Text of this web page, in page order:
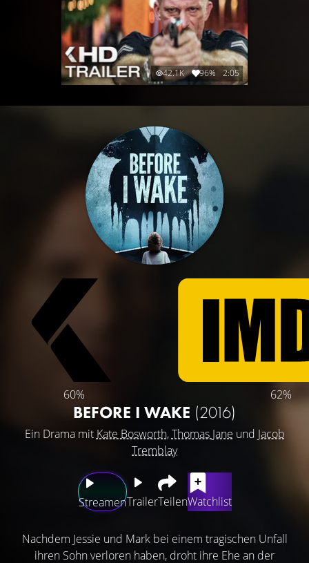
42.1K 96% 2:05
60% 62%
BEFORE I WAKE (2016)
Ein Drama mit Kate Bosworth,Thomas Jane und Jacob
Tremblay
StreamenTrailerTeilenWatchlist
Nachdem Jessie und Mark bei einem tragischen Unfall
ihren Sohn verloren haben, droht ihre Ehe an der